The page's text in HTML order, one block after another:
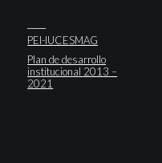
PEI-IUCESMAG
Plan de desarrollo
institucional 2013 –
2021